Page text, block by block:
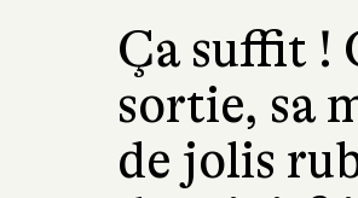
Ça suffit !
sortie, sa
de jolis